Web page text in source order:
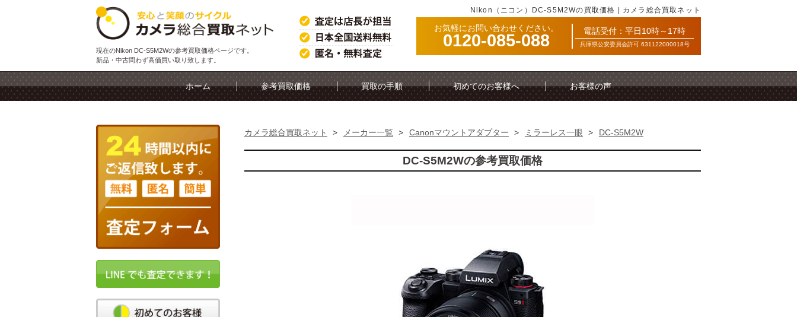
Nikon（ニコン）DC-S5M2Wの買取価格 | カメラ総合買取ネット
現在のNikon DC-S5M2Wの参考買取価格ページです。
新品・中古問わず高価買い取り致します。
お気軽にお問い合わせください。
0120-085-088 電話受付：平日10時～17時
兵庫県公安委員会許可 631122000018号
ホーム 参考買取価格 買取の手順 初めてのお客様へ お客様の声
カメラ総合買取ネット > メーカー一覧 > Canonマウントアダプター > ミラーレス一眼 > DC-S5M2W
DC-S5M2Wの参考買取価格